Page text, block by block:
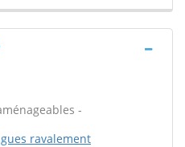
-
ravalement